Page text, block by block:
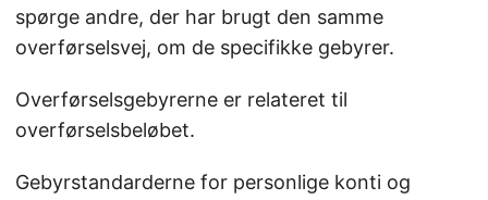
spørge andre, der har brugt den samme
overførselsvej, om de specifikke gebyrer.
Overførselsgebyrerne er relateret til
overførselsbeløbet.
Gebyrstandarderne for personlige konti og